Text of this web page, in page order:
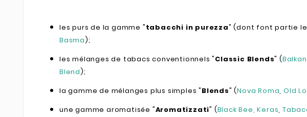
les purs de la gamme "tabacchi in purezza" (dont font partie
Basma);
les mélanges de tabacs conventionnels "Classic Blends" (
Blend);
la gamme de mélanges plus simples "Blends" (Nova Roma,Old
une gamme aromatisée "Aromatizzati" (Black Bee, Keras,